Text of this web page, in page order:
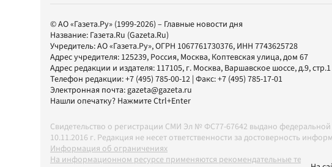
© АО «Газета.Ру» (1999-2026) – Главные новости дня
Название: Газета.Ru (Gazeta.Ru)
Учредитель:АО «Газета.Ру», ОГРН 1067761730376, ИНН 7743625728
Адрес учредителя: 125239, Россия, Москва, Коптевская улица, дом 67
Адрес редакции и издателя: 117105, г. Москва, Варшавское шоссе, д.9, стр.1
Телефон редакции:+7 (495) 785-00-12 | Факс:+7 (495) 785-17-01
Электронная почта:gazeta@gazeta.ru
Нашли опечатку? Нажмите Ctrl+Enter
Свидетельство о регистрации СМИ Эл № ФС77-67642 выдано
10.11.2016 г. Редакция не несет ответственности за достоверность
Информация об ограничениях
На информационном ресурсе применяются рекомендательные